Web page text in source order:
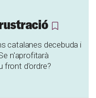
catalanes decebuda i
n'aprofitarà
front d'ordre?